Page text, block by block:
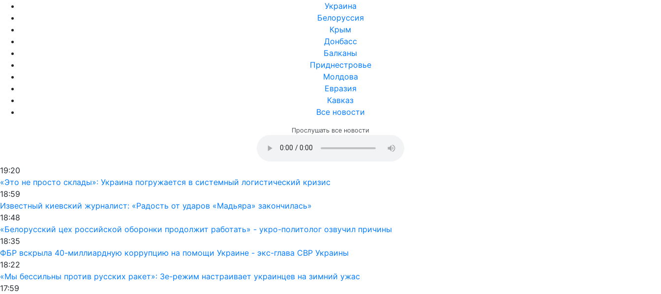
Украина
Белоруссия
Крым
Донбасс
Балканы
Приднестровье
Молдова
Евразия
Кавказ
Все новости
Прослушать все новости
19:20
«Это не просто склады»: Украина погружается в системный логистический кризис
18:59
Известный киевский журналист: «Радость от ударов «Мадьяра» закончилась»
18:48
«Белорусский цех российской оборонки продолжит работать» - укро-политолог озвучил причины
18:35
ФБР вскрыла 40-миллиардную коррупцию на помощи Украине - экс-глава СВР Украины
18:22
«Мы бессильны против русских ракет»: Зе-режим настраивает украинцев на зимний ужас
17:59